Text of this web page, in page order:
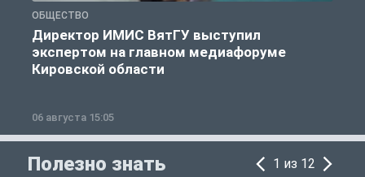
ОБЩЕСТВО
Директор ИМИС ВятГУ выступил
экспертом на главном медиафоруме
Кировской области
06 августа 15:05
Полезно знать 1 из 12